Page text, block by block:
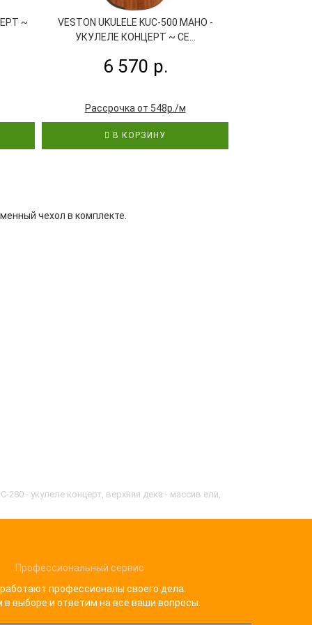
~
VESTON UKULELE KUC-500 MAHO -
УКУЛЕЛЕ КОНЦЕРТ ~ СЕ...
6 570 р.
Рассрочка от 548р./м
В КОРЗИНУ
чехол в комплекте.
- укулеле концерт, верхняя дека - массив ели,
Профессиональный сервис
профессионалы своего дела.
выборе и ответим на все ваши вопросы.